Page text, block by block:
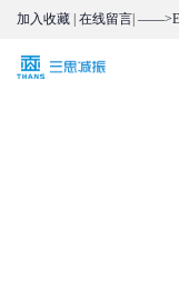
加入收藏 在线留言